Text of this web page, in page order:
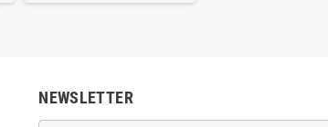
NEWSLETTER